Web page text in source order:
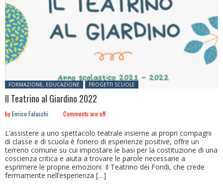
Posted in:
FORMAZIONE, EDUCAZIONE PROGETTI SCUOLE
Il Teatrino al Giardino 2022
byEnrico Falaschi Comments are off
L’assistere a uno spettacolo teatrale insieme ai propri compagni
di classe e di scuola è foriero di esperienze positive, offre un
terreno comune su cui impostare le basi per la costituzione di una
coscienza critica e aiuta a trovare le parole necessarie a
esprimere le proprie emozioni. Il Teatrino dei Fondi, che crede
fermamente nell’esperienza […]